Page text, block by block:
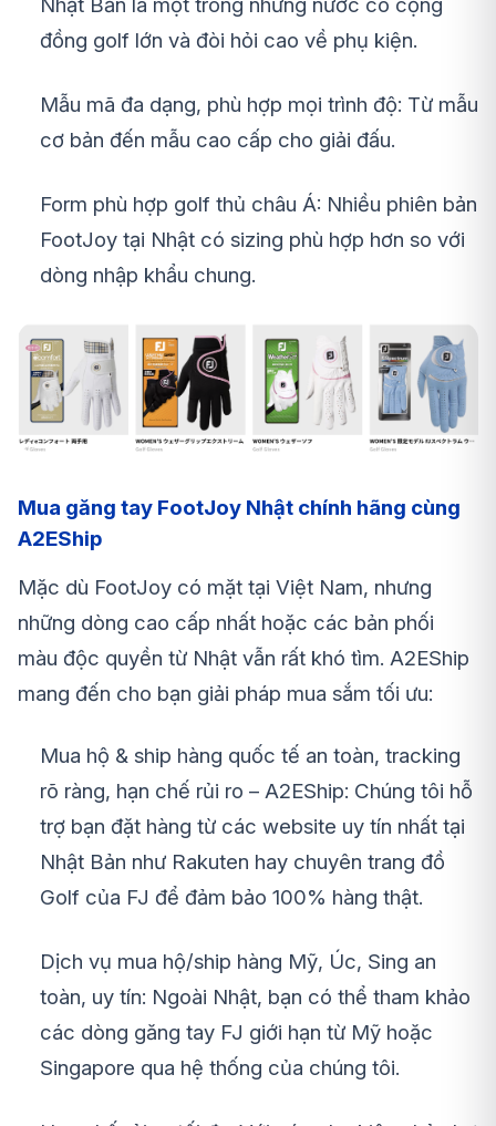
Nhật Bản là một trong những nước có cộng
đồng golf lớn và đòi hỏi cao về phụ kiện.
Mẫu mã đa dạng, phù hợp mọi trình độ: Từ mẫu
cơ bản đến mẫu cao cấp cho giải đấu.
Form phù hợp golf thủ châu Á: Nhiều phiên bản
FootJoy tại Nhật có sizing phù hợp hơn so với
dòng nhập khẩu chung.
Mua găng tay FootJoy Nhật chính hãng cùng
A2EShip
Mặc dù FootJoy có mặt tại Việt Nam, nhưng
những dòng cao cấp nhất hoặc các bản phối
màu độc quyền từ Nhật vẫn rất khó tìm. A2EShip
mang đến cho bạn giải pháp mua sắm tối ưu:
Mua hộ & ship hàng quốc tế an toàn, tracking
rõ ràng, hạn chế rủi ro – A2EShip: Chúng tôi hỗ
trợ bạn đặt hàng từ các website uy tín nhất tại
Nhật Bản như Rakuten hay chuyên trang đồ
Golf của FJ để đảm bảo 100% hàng thật.
Dịch vụ mua hộ/ship hàng Mỹ, Úc, Sing an
toàn, uy tín: Ngoài Nhật, bạn có thể tham khảo
các dòng găng tay FJ giới hạn từ Mỹ hoặc
Singapore qua hệ thống của chúng tôi.